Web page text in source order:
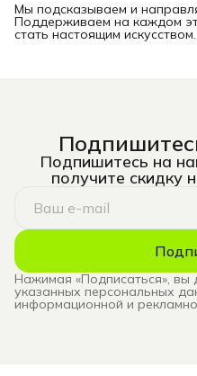
Мы подсказываем и
Поддерживаем на каждом
стать настоящим искусством.
Подпишитесь на
получите скидку
Нажимая «Подписаться», вы
указанных персональных
информационной и